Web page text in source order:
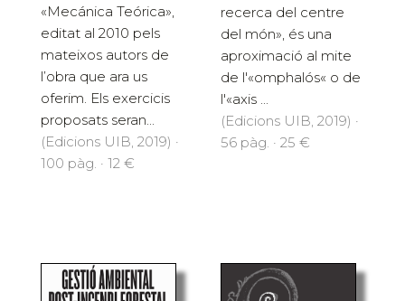
«Mecánica Teórica»,
editat al 2010 pels
mateixos autors de
l’obra que ara us
oferim. Els exercicis
proposats seran...
(Edicions UIB, 2019) ·
100 pàg. · 12 €
recerca del centre
del món», és una
aproximació al mite
de l'«omphalós« o de
l'«axis ...
(Edicions UIB, 2019) ·
56 pàg. · 25 €